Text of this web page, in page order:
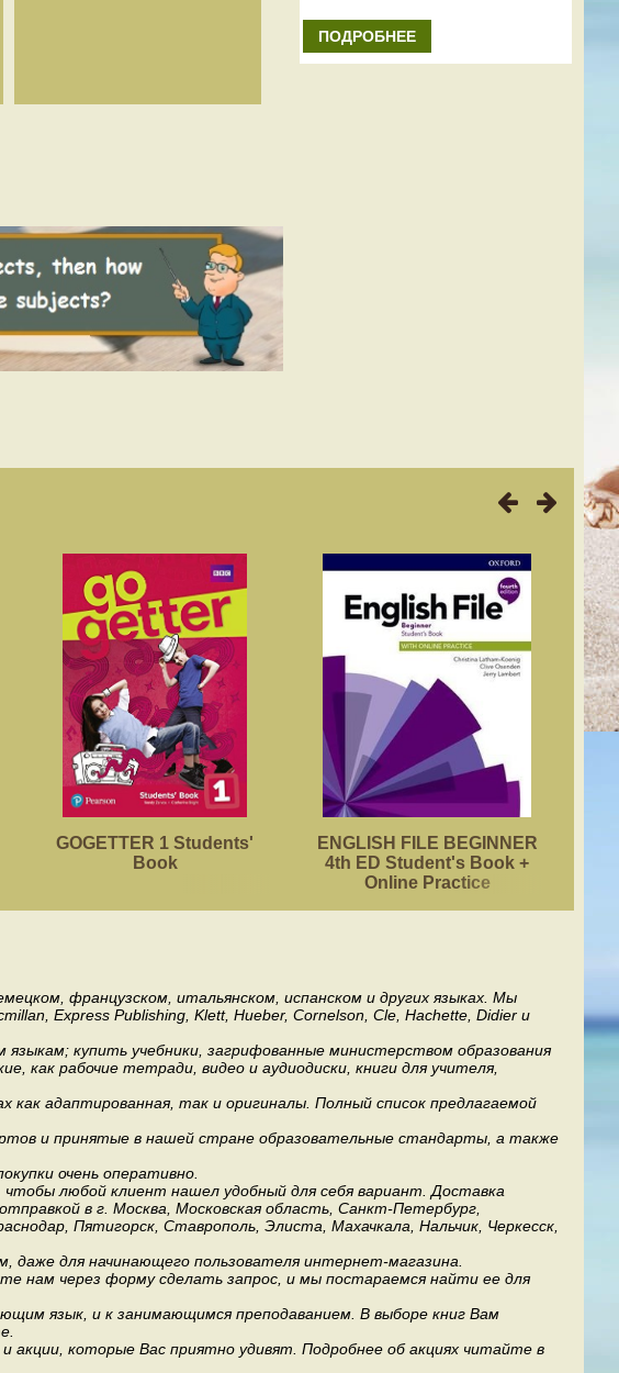
ПОДРОБНЕЕ
GOGETTER 1 Students'
Book
ENGLISH FILE BEGINNER
4th ED Student's Book +
Online Practice
французском, итальянском, испанском и других языках. Мы
Express Publishing, Klett, Hueber, Cornelson, Cle, Hachette, Didier и
купить учебники, загрифованные министерством образования
как рабочие тетради, видео и аудиодиски, книги для учителя,
как адаптированная, так и оригиналы. Полный список предлагаемой
и принятые в нашей стране образовательные стандарты, а также
очень оперативно.
любой клиент нашел удобный для себя вариант. Доставка
в г. Москва, Московская область, Санкт-Петербург,
Пятигорск, Ставрополь, Элиста, Махачкала, Нальчик, Черкесск,
даже для начинающего пользователя интернет-магазина.
нам через форму сделать запрос, и мы постараемся найти ее для
язык, и к занимающимся преподаванием. В выборе книг Вам
которые Вас приятно удивят. Подробнее об акциях читайте в